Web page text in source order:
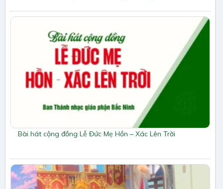
Bài hát cộng đồng Lễ Đức Mẹ Hồn – Xác Lên Trời